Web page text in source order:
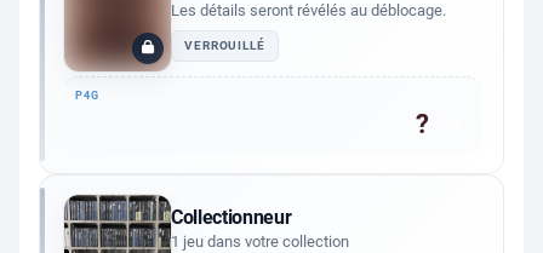
Les détails seront révélés au déblocage.
VERROUILLÉ
?
Collectionneur
1 jeu dans votre collection